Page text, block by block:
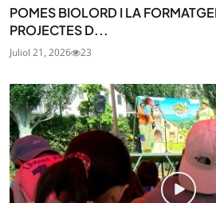
POMES BIOLORD I LA
PROJECTES D...
Juliol 21, 2026 23